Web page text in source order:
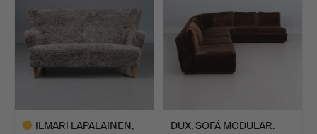
ILMARI LAPALAINEN,
DUX, SOFÁ MODULAR.